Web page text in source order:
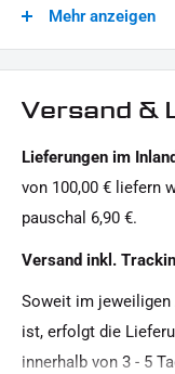
Stahl
Sportster HD, Softail
Harley-Davidson
Chrom
Produkttyp:
Mehr anzeigen
Versand &
Lieferungen im
von 100,00 € liefern
pauschal 6,90 €.
Versand inkl.
Soweit im jeweiligen
ist, erfolgt die
innerhalb von 3 - 5